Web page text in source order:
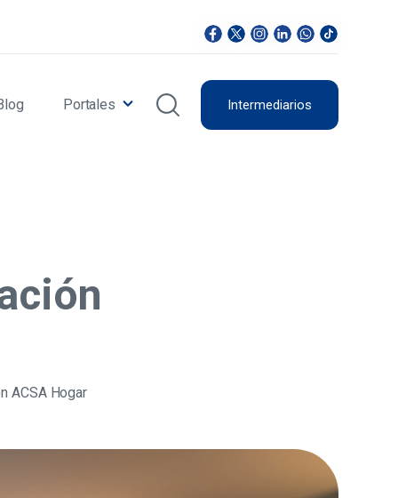
Portales Intermediarios
ACSA Hogar